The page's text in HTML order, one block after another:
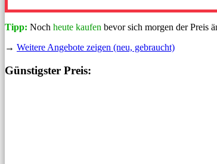
Tipp: Noch heute kaufen bevor sich morgen der Preis
→ Weitere Angebote zeigen (neu, gebraucht)
Günstigster Preis: